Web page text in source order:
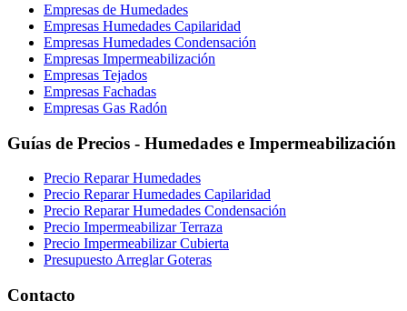
Empresas de Humedades
Empresas Humedades Capilaridad
Empresas Humedades Condensación
Empresas Impermeabilización
Empresas Tejados
Empresas Fachadas
Empresas Gas Radón
Guías de Precios - Humedades e Impermeabilización
Precio Reparar Humedades
Precio Reparar Humedades Capilaridad
Precio Reparar Humedades Condensación
Precio Impermeabilizar Terraza
Precio Impermeabilizar Cubierta
Presupuesto Arreglar Goteras
Contacto